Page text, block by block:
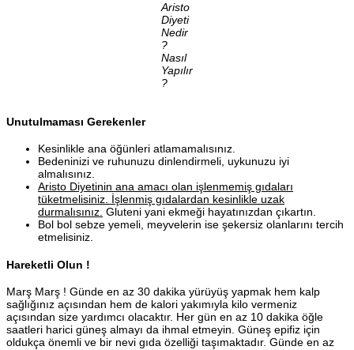
Aristo
Diyeti
Nedir
?
Nasıl
Yapılır
?
Unutulmaması Gerekenler
Kesinlikle ana öğünleri atlamamalısınız.
Bedeninizi ve ruhunuzu dinlendirmeli, uykunuzu iyi
almalısınız.
Aristo Diyetinin ana amacı olan işlenmemiş gıdaları
tüketmelisiniz. İşlenmiş gıdalardan kesinlikle uzak
durmalısınız. Gluteni yani ekmeği hayatınızdan çıkartın.
Bol bol sebze yemeli, meyvelerin ise şekersiz olanlarını tercih
etmelisiniz.
Hareketli Olun !
Marş Marş ! Günde en az 30 dakika yürüyüş yapmak hem kalp
sağlığınız açısından hem de kalori yakımıyla kilo vermeniz
açısından size yardımcı olacaktır. Her gün en az 10 dakika öğle
saatleri harici güneş almayı da ihmal etmeyin. Güneş epifiz için
oldukça önemli ve bir nevi gıda özelliği taşımaktadır. Günde en az